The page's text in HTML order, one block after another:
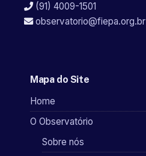
(91) 4009-1501
observatorio@fiepa.org.br
Mapa do Site
Home
O Observatório
Sobre nós